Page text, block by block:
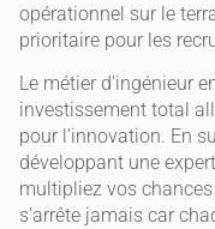
opérationnel sur le
prioritaire pour les
Le métier d’ingénieur
investissement total
pour l’innovation. En
développant une
multipliez vos chances
s’arrête jamais car